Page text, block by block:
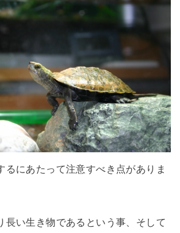
るにあたって注意すべき点がありま
長い生き物であるという事、そして